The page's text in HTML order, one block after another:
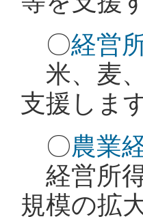
〇経営
米、麦
支援します
〇農業
経営所
規模の拡